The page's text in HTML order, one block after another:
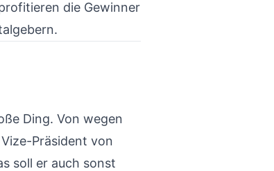
die Gewinner
Ding. Von wegen
Präsident von
soll er auch sonst